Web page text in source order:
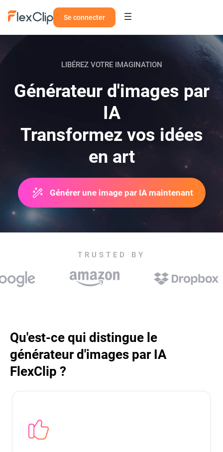
Se connecter
LIBÉREZ VOTRE IMAGINATION
Générateur d'images par
IA
Transformez vos idées
en art
Générer une image par IA maintenant
TRUSTED BY
Qu'est-ce qui distingue le
générateur d'images par IA
FlexClip ?